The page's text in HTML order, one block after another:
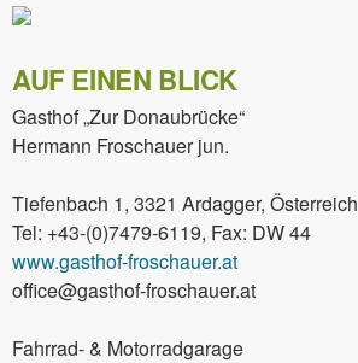
AUF EINEN BLICK
Gasthof „Zur Donaubrücke“
Hermann Froschauer jun.
Tiefenbach 1, 3321 Ardagger, Österreich
Tel: +43-(0)7479-6119, Fax: DW 44
www.gasthof-froschauer.at
office@gasthof-froschauer.at
Fahrrad- & Motorradgarage